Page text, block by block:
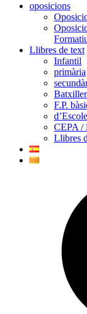
oposicions
Llibres de text
Infantil
primària
F.P.
CEPA /
Llibres